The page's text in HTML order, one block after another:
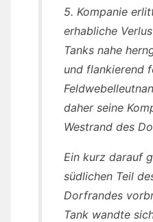
5. Kompanie
erhabliche
Tanks nahe
und flankierend
daher seine
Westrand des
Ein kurz darauf
südlichen Teil
Dorfrandes
Tank wandte